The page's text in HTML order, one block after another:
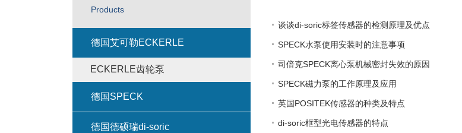
谈谈di-soric标签传感器的检测原理及优点
SPECK水泵使用安装时的注意事项
司倍克SPECK离心泵机械密封失效的原因
SPECK磁力泵的工作原理及应用
英国POSITEK传感器的种类及特点
di-soric框型光电传感器的特点
Products
德国艾可勒ECKERLE
ECKERLE齿轮泵
德国SPECK
德国德硕瑞di-soric